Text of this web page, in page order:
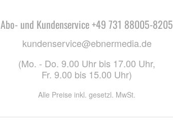
Abo- und Kundenservice +49 731 88005-8205
kundenservice@ebnermedia.de
(Mo. - Do. 9.00 Uhr bis 17.00 Uhr,
Fr. 9.00 bis 15.00 Uhr)
Alle Preise inkl. gesetzl. MwSt.